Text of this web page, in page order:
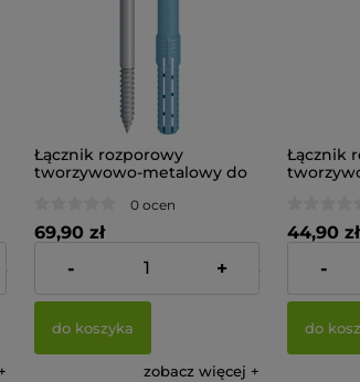
Łącznik rozporowy
tworzywowo-metalowy do
murze EJOT SDF KB
10Vx100-V (op.20 sztuk)
0 ocen
69,90 zł
Cena netto: 56,83 zł
- +
do koszyka
zobacz więcej
Łącznik
murze
10Vx120-
44,90 zł
Cena netto:
-
do